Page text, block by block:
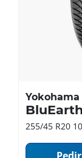
Yokohama
255/45 R20